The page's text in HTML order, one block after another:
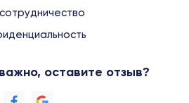
оставите отзыв?